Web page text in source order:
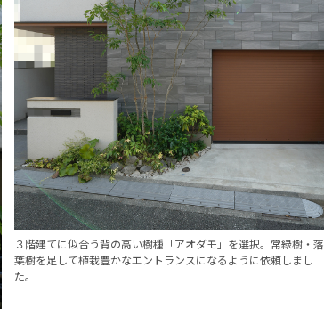
３階建てに似合う背の高い樹種「アオダモ」を選択。常緑樹・落
葉樹を足して植栽豊かなエントランスになるように依頼しまし
た。